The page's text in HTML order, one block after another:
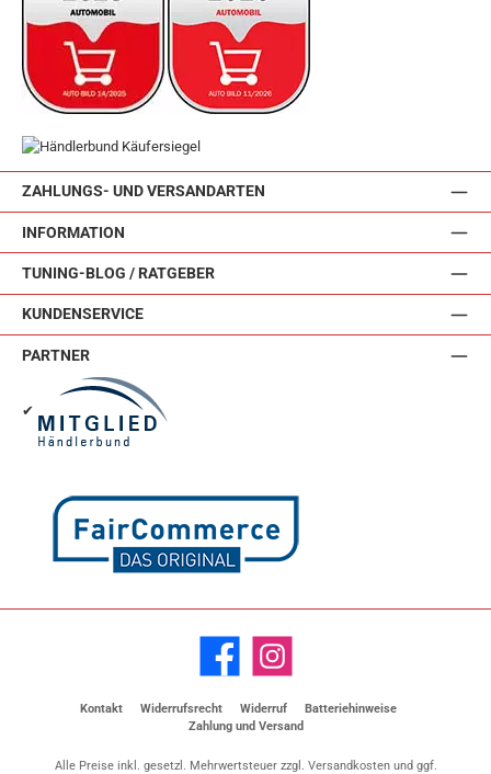
ZAHLUNGS- UND VERSANDARTEN
INFORMATION
TUNING-BLOG / RATGEBER
KUNDENSERVICE
PARTNER
✔
Facebook Instagram
Kontakt Widerrufsrecht Widerruf
Batteriehinweise
Zahlung und Versand
Alle Preise inkl. gesetzl. Mehrwertsteuer zzgl. Versandkostenund ggf.